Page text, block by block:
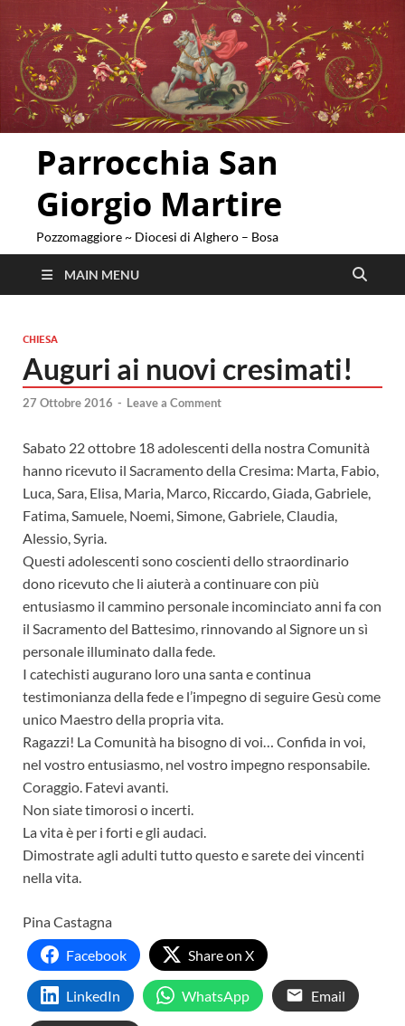
Parrocchia San
Giorgio Martire
Pozzomaggiore ~ Diocesi di Alghero – Bosa
MAIN MENU
CHIESA
Auguri ai nuovi cresimati!
27 Ottobre 2016 - Leave a Comment
Sabato 22 ottobre 18 adolescenti della nostra Comunità
hanno ricevuto il Sacramento della Cresima: Marta, Fabio,
Luca, Sara, Elisa, Maria, Marco, Riccardo, Giada, Gabriele,
Fatima, Samuele, Noemi, Simone, Gabriele, Claudia,
Alessio, Syria.
Questi adolescenti sono coscienti dello straordinario
dono ricevuto che li aiuterà a continuare con più
entusiasmo il cammino personale incominciato anni fa con
il Sacramento del Battesimo, rinnovando al Signore un sì
personale illuminato dalla fede.
I catechisti augurano loro una santa e continua
testimonianza della fede e l’impegno di seguire Gesù come
unico Maestro della propria vita.
Ragazzi! La Comunità ha bisogno di voi… Confida in voi,
nel vostro entusiasmo, nel vostro impegno responsabile.
Coraggio. Fatevi avanti.
Non siate timorosi o incerti.
La vita è per i forti e gli audaci.
Dimostrate agli adulti tutto questo e sarete dei vincenti
nella vita.
Pina Castagna
Facebook
Share on X
LinkedIn WhatsApp Email